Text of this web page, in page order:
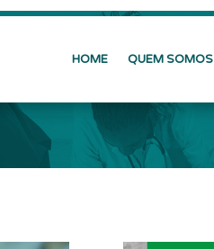
HOME QUEM SOMOS